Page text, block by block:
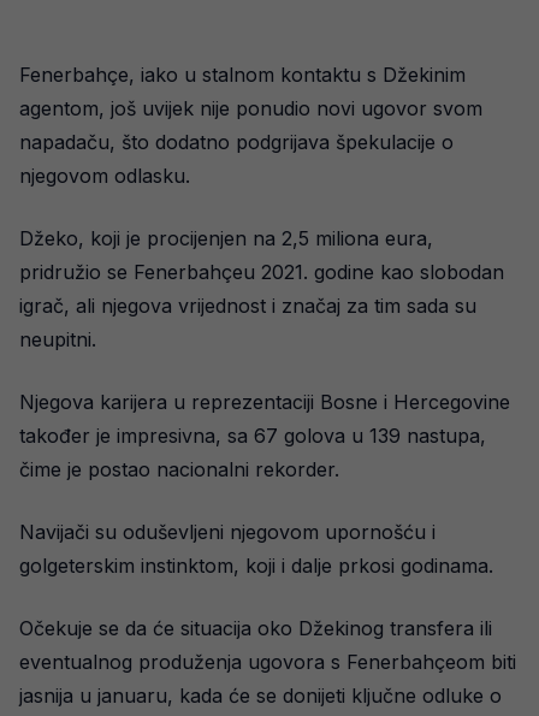
Fenerbahçe, iako u stalnom kontaktu s Džekinim
agentom, još uvijek nije ponudio novi ugovor svom
napadaču, što dodatno podgrijava špekulacije o
njegovom odlasku.
Džeko, koji je procijenjen na 2,5 miliona eura,
pridružio se Fenerbahçeu 2021. godine kao slobodan
igrač, ali njegova vrijednost i značaj za tim sada su
neupitni.
Njegova karijera u reprezentaciji Bosne i Hercegovine
također je impresivna, sa 67 golova u 139 nastupa,
čime je postao nacionalni rekorder.
Navijači su oduševljeni njegovom upornošću i
golgeterskim instinktom, koji i dalje prkosi godinama.
Očekuje se da će situacija oko Džekinog transfera ili
eventualnog produženja ugovora s Fenerbahçeom biti
jasnija u januaru, kada će se donijeti ključne odluke o